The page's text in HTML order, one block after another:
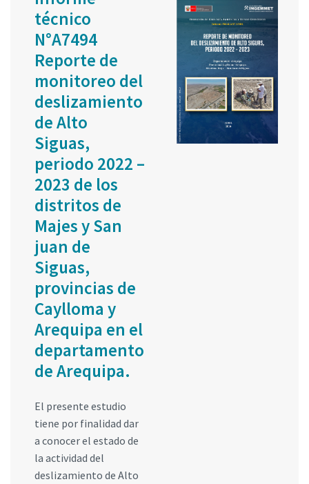
técnico
N°A7494
Reporte de
monitoreo del
deslizamiento
de Alto
Siguas,
periodo 2022 –
2023 de los
distritos de
Majes y San
juan de
Siguas,
provincias de
Caylloma y
Arequipa en el
departamento
de Arequipa.
El presente estudio
tiene por finalidad dar
a conocer el estado de
la actividad del
deslizamiento de Alto